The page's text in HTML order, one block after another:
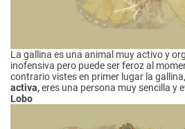
La gallina es una animal muy activo y
inofensiva pero puede ser feroz al
contrario vistes en primer lugar la gallina,
activa,eres una persona muy sencilla y
Lobo